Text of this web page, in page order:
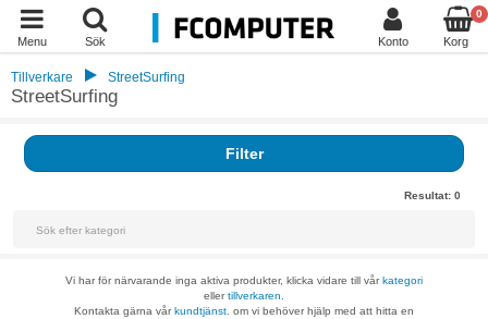
Menu Sök Konto
0
Korg
Tillverkare StreetSurfing
StreetSurfing
Filter
Resultat: 0
Vi har för närvarande inga aktiva produkter, klicka vidare till vårkategori
ellertillverkaren.
Kontakta gärna vårkundtjänst. om vi behöver hjälp med att hitta en